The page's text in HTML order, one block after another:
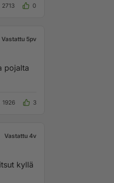
2713 0
Vastattu 5pv
pojalta
1926 3
Vastattu 4v
kyllä